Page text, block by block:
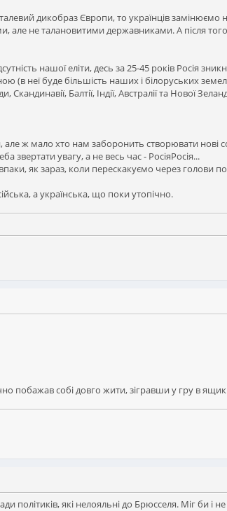
дикобраз Європи, то українців замінюємо
але не талановитими державниками. А після
нашої еліти, десь за 25-45 років Росія
буде більшість наших і білоруських
Балтії, Індії, Австралії та Нової
ж мало хто нам заборонить створювати нові
звертати увагу, а не весь час - РосіяРосія...
як зараз, коли перескакуємо через голови
а українська, що поки утопічно.
побажав собі довго жити, зігравши у гру в ящик
політиків, які нелояльні до Брюсселя. Міг би і